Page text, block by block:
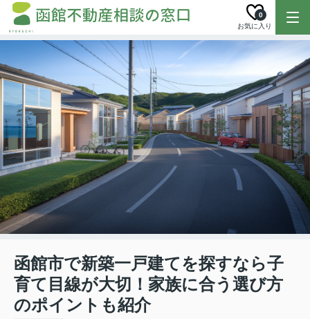
お気に入り
0
函館市で新築一戸建てを探すなら子
育て目線が大切！家族に合う選び方
のポイントも紹介